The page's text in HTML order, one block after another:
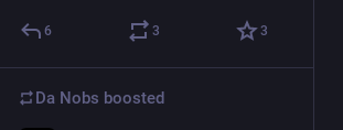
6 3 3
Da Nobs boosted